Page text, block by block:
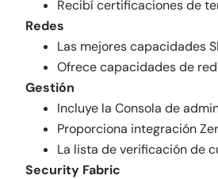
Recibí certificaciones de
Redes
Las mejores capacidades
Ofrece capacidades de
Gestión
Incluye la Consola de
Proporciona integración
La lista de verificación de
Security Fabric